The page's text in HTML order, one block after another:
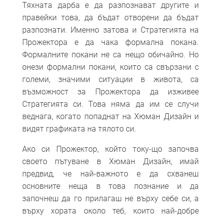
Тяхната дарба е да разпознават другите и
правейки това, да бъдат отворени да бъдат
разпознати. Именно затова и Стратегията на
Прожектора е да чака формална покана.
Формалните покани не са нещо обичайно. Но
онези формални покани, които са свързани с
големи, значими ситуации в живота, са
възможност за Прожектора да изживее
Стратегията си. Това няма да им се случи
веднага, когато попаднат на Хюман Дизайн и
видят графиката на тялото си.
Ако си Прожектор, който току-що започва
своето пътуване в Хюман Дизайн, имай
предвид, че най-важното е да схванеш
основните неща в това познание и да
започнеш да го прилагаш не върху себе си, а
върху хората около теб, които най-добре